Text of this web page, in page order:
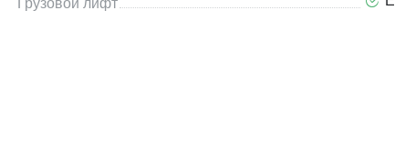
Грузовой лифт